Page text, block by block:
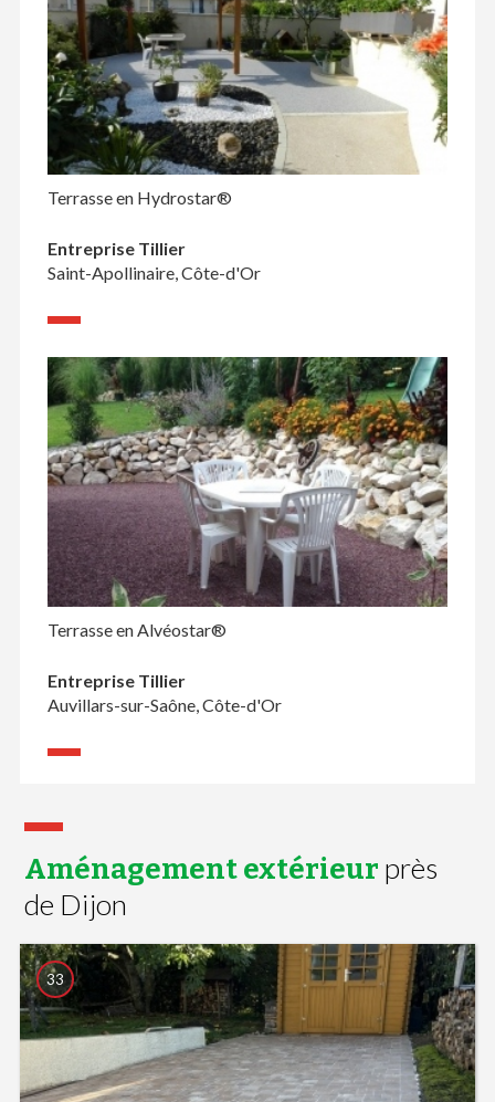
Terrasse en Hydrostar®
Entreprise Tillier
Saint-Apollinaire, Côte-d'Or
Terrasse en Alvéostar®
Entreprise Tillier
Auvillars-sur-Saône, Côte-d'Or
Aménagement extérieur près
de Dijon
33